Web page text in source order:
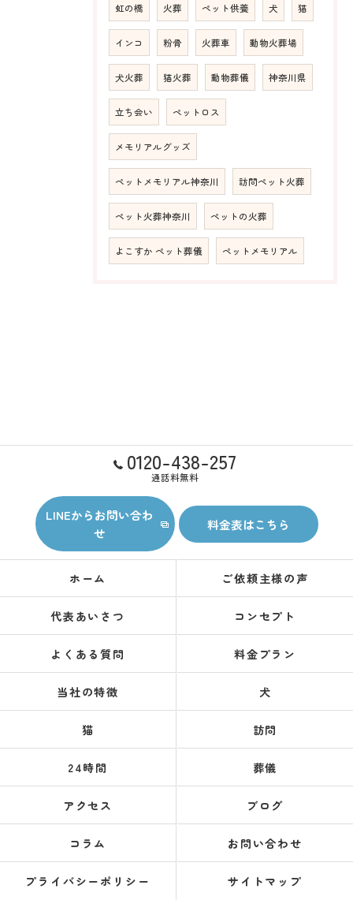
虹の橋 火葬 ペット供養 犬 猫
インコ 粉骨 火葬車 動物火葬場
犬火葬 猫火葬 動物葬儀 神奈川県
立ち会い ペットロス
メモリアルグッズ
ペットメモリアル神奈川 訪問ペット火葬
ペット火葬神奈川 ペットの火葬
よこすか ペット葬儀 ペットメモリアル
0120-438-257
通話料無料
LINEからお問い合わ
せ
料金表はこちら
ホーム ご依頼主様の声
代表あいさつ コンセプト
よくある質問 料金プラン
当社の特徴 犬
猫 訪問
24時間 葬儀
アクセス ブログ
コラム お問い合わせ
プライバシーポリシー サイトマップ